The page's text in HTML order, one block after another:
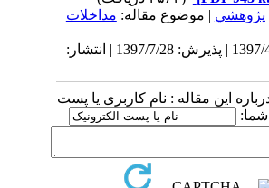
| موضوع مقاله:مداخلات
دریافت: 1397/4/27 | پذیرش: 1397/7/28 | انتشار:
این مقاله : نام کاربری یا پست